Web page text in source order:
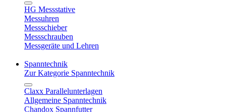
HG Messstative
Messuhren
Messschieber
Messschrauben
Messgeräte und Lehren
Spanntechnik
Zur Kategorie Spanntechnik
Claxx Parallelunterlagen
Allgemeine Spanntechnik
Chandox Spannfutter